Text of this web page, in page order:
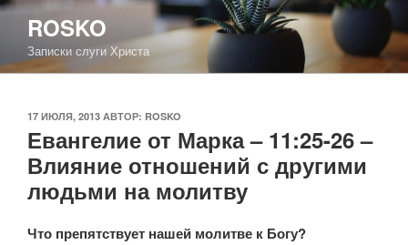
Перейти
содержимому
ROSKO
Записки слуги Христа
ОПУБЛИКОВАНО
17 ИЮЛЯ, 2013 АВТОР: ROSKO
Евангелие от Марка – 11:25-26 –
Влияние отношений с другими
людьми на молитву
Что препятствует нашей молитве к Богу?